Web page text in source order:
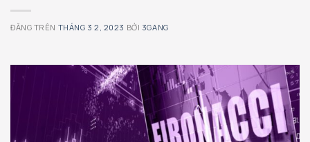
ĐĂNG TRÊN THÁNG 3 2, 2023 BỞI 3GANG